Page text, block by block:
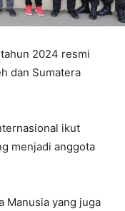
2024 resmi
dan Sumatera
ikut
menjadi anggota
Manusia yang juga